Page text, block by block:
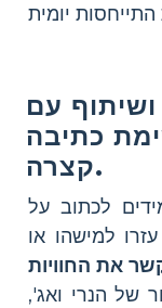
עם
כתיבה
קצרה.
לכתוב על
למישהו או
את החוויות
של הנרי ואג',